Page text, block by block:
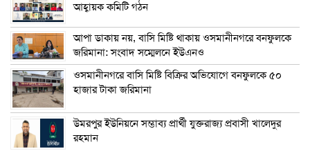
আহ্বায়ক কমিটি গঠন
আপা ডাকায় নয়, বাসি মিষ্টি থাকায় ওসমানীনগরে বনফুলকে
জরিমানা: সংবাদ সম্মেলনে ইউএনও
ওসমানীনগরে বাসি মিষ্টি বিক্রির অভিযোগে বনফুলকে ৫০
হাজার টাকা জরিমানা
উমরপুর ইউনিয়নে সম্ভাব্য প্রার্থী যুক্তরাজ্য প্রবাসী খালেদুর
রহমান